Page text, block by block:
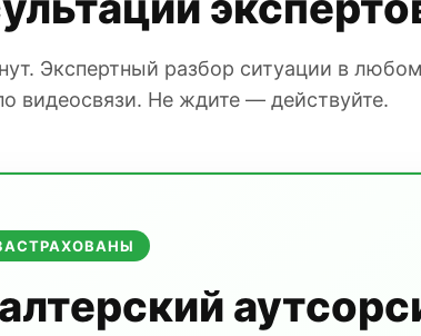
Экспертный разбор ситуации в любом
видеосвязи. Не ждите — действуйте.